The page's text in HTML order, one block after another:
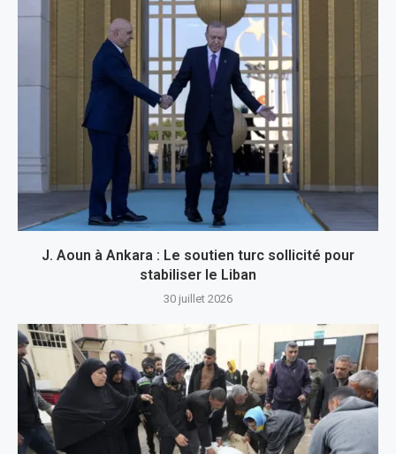
J. Aoun à Ankara : Le soutien turc sollicité pour
stabiliser le Liban
30 juillet 2026